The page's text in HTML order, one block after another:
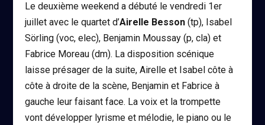
Le deuxième weekend a débuté le vendredi 1er
juillet avec le quartet d’Airelle Besson (tp), Isabel
Sörling (voc, elec), Benjamin Moussay (p, cla) et
Fabrice Moreau (dm). La disposition scénique
laisse présager de la suite, Airelle et Isabel côte à
côte à droite de la scène, Benjamin et Fabrice à
gauche leur faisant face. La voix et la trompette
vont développer lyrisme et mélodie, le piano ou le